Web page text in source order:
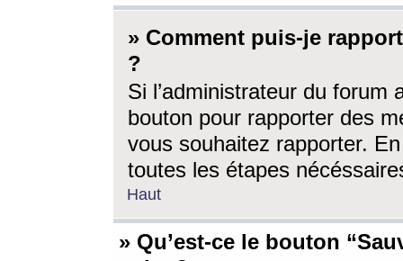
» Comment puis-je
?
Si l’administrateur du forum
bouton pour rapporter des
vous souhaitez rapporter.
toutes les étapes
Haut
» Qu’est-ce le bouton